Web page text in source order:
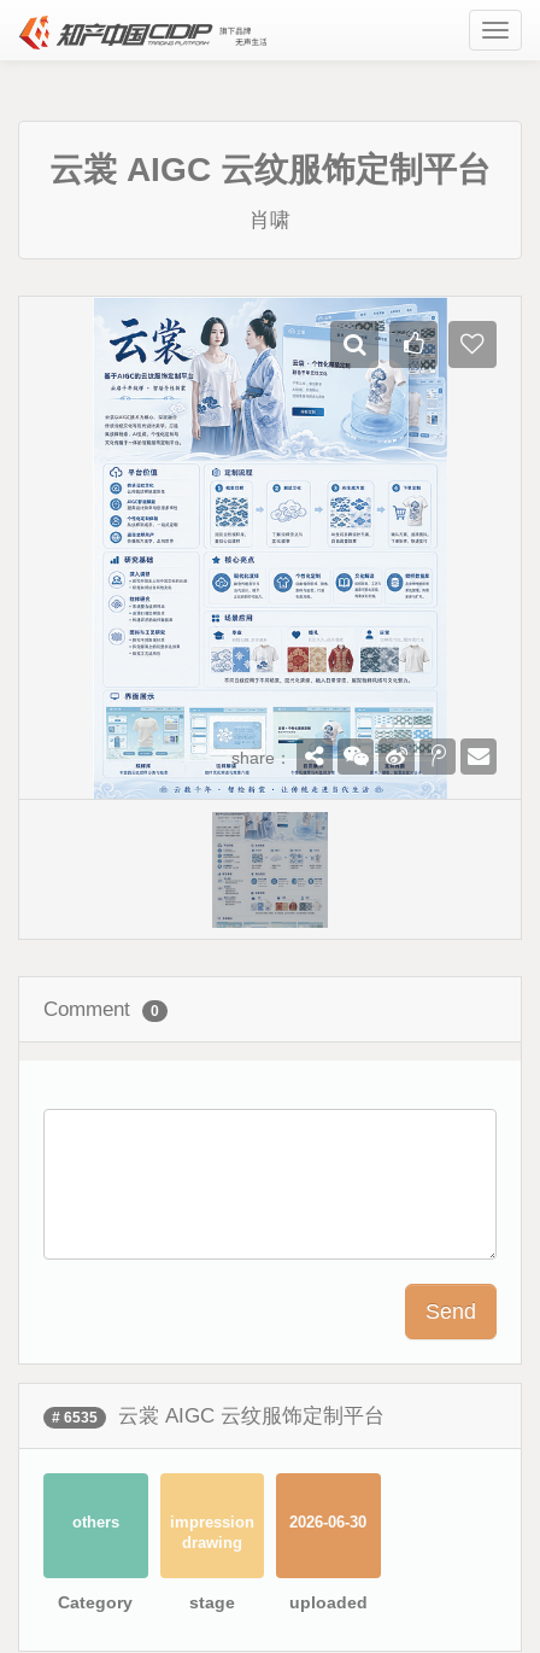
云裳 AIGC 云纹服饰定制平台
肖啸
share：
Comment 0
# 6535 云裳 AIGC 云纹服饰定制平台
others
Category
impression
drawing
stage
2026-06-30
uploaded